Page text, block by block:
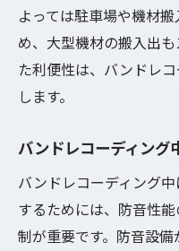
よっては駐車場や機材
め、大型機材の搬入出
た利便性は、バンドレ
します。
バンドレコーディング
バンドレコーディング
するためには、防音性
制が重要です。防音設